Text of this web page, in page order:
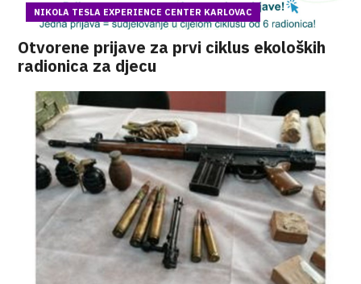
NIKOLA TESLA EXPERIENCE CENTER KARLOVAC
Otvorene prijave za prvi ciklus ekoloških
radionica za djecu